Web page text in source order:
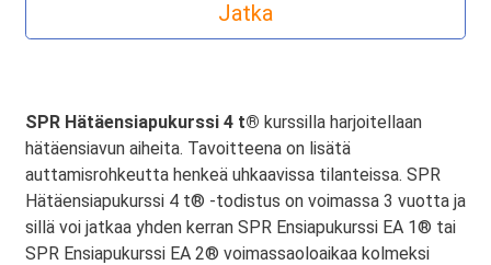
SPR Hätäensiapukurssi 4 t® kurssilla harjoitellaan
hätäensiavun aiheita. Tavoitteena on lisätä
auttamisrohkeutta henkeä uhkaavissa tilanteissa. SPR
Hätäensiapukurssi 4 t® -todistus on voimassa 3 vuotta ja
sillä voi jatkaa yhden kerran SPR Ensiapukurssi EA 1® tai
SPR Ensiapukurssi EA 2® voimassaoloaikaa kolmeksi